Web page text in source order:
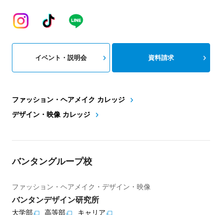
ファッション・ヘアメイク カレッジ
デザイン・映像 カレッジ
イベント・説明会 資料請求
バンタングループ校
ファッション・ヘアメイク・デザイン・映像
バンタンデザイン研究所
大学部 高等部 キャリア